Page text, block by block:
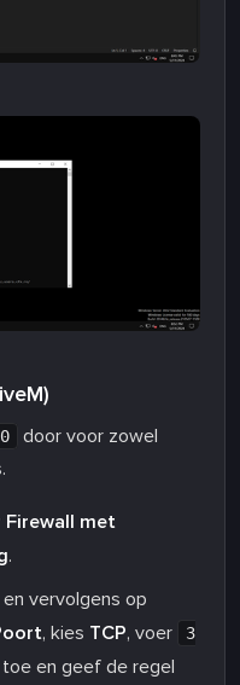
door voor zowel
Firewall met
.
en vervolgens op
, kies TCP, voer
3
en geef de regel